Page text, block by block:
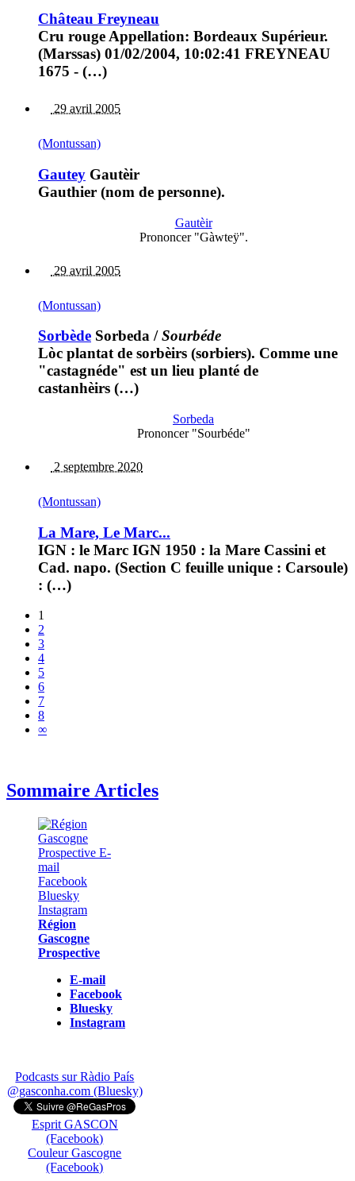
Château Freyneau
Cru rouge Appellation: Bordeaux Supérieur.
(Marssas) 01/02/2004, 10:02:41 FREYNEAU
1675 - (…)
29 avril 2005
(Montussan)
Gautey Gautèir
Gauthier (nom de personne).
Gautèir
Prononcer "Gàwteÿ".
29 avril 2005
(Montussan)
Sorbède Sorbeda /Sourbéde
Lòc plantat de sorbèirs (sorbiers). Comme une
"castagnéde" est un lieu planté de
castanhèirs (…)
Sorbeda
Prononcer "Sourbéde"
2 septembre 2020
(Montussan)
La Mare, Le Marc...
IGN : le Marc IGN 1950 : la Mare Cassini et
Cad. napo. (Section C feuille unique : Carsoule)
: (…)
1
2
3
4
5
6
7
8
∞
Sommaire Articles
Région
Gascogne
Prospective
E-mail
Facebook
Bluesky
Instagram
Podcasts sur Ràdio País
@gasconha.com (Bluesky)
Esprit GASCON
(Facebook)
Couleur Gascogne
(Facebook)